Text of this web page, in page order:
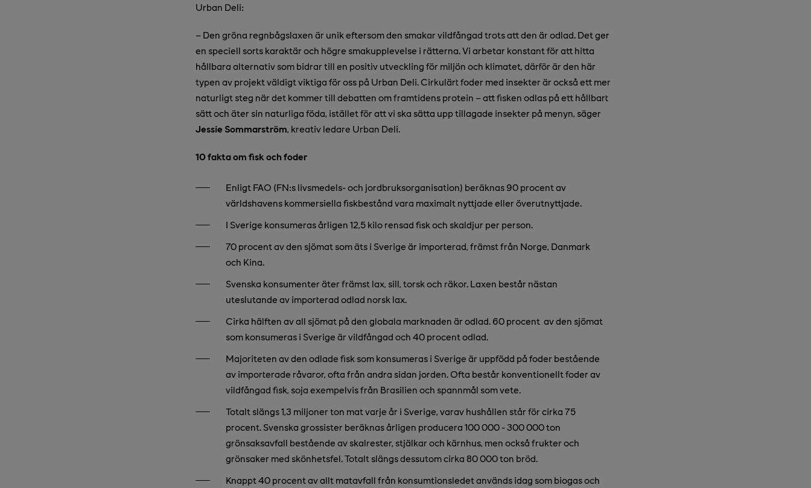
Urban Deli:
– Den gröna regnbågslaxen är unik eftersom den smakar vildfångad trots att den är odlad. Det ger
en speciell sorts karaktär och högre smakupplevelse i rätterna. Vi arbetar konstant för att hitta
hållbara alternativ som bidrar till en positiv utveckling för miljön och klimatet, därför är den här
typen av projekt väldigt viktiga för oss på Urban Deli. Cirkulärt foder med insekter är också ett mer
naturligt steg när det kommer till debatten om framtidens protein – att fisken odlas på ett hållbart
sätt och äter sin naturliga föda, istället för att vi ska sätta upp tillagade insekter på menyn, säger
Jessie Sommarström , kreativ ledare Urban Deli.
10 fakta om fisk och foder
Enligt FAO (FN:s livsmedels- och jordbruksorganisation) beräknas 90 procent av
världshavens kommersiella fiskbestånd vara maximalt nyttjade eller överutnyttjade.
I Sverige konsumeras årligen 12,5 kilo rensad fisk och skaldjur per person.
70 procent av den sjömat som äts i Sverige är importerad, främst från Norge, Danmark
och Kina.
Svenska konsumenter äter främst lax, sill, torsk och räkor. Laxen består nästan
uteslutande av importerad odlad norsk lax.
Cirka hälften av all sjömat på den globala marknaden är odlad. 60 procent av den sjömat
som konsumeras i Sverige är vildfångad och 40 procent odlad.
Majoriteten av den odlade fisk som konsumeras i Sverige är uppfödd på foder bestående
av importerade råvaror, ofta från andra sidan jorden. Ofta består konventionellt foder av
vildfångad fisk, soja exempelvis från Brasilien och spannmål som vete.
Totalt slängs 1,3 miljoner ton mat varje år i Sverige, varav hushållen står för cirka 75
procent. Svenska grossister beräknas årligen producera 100 000 - 300 000 ton
grönsaksavfall bestående av skalrester, stjälkar och kärnhus, men också frukter och
grönsaker med skönhetsfel. Totalt slängs dessutom cirka 80 000 ton bröd.
Knappt 40 procent av allt matavfall från konsumtionsledet används idag som biogas och